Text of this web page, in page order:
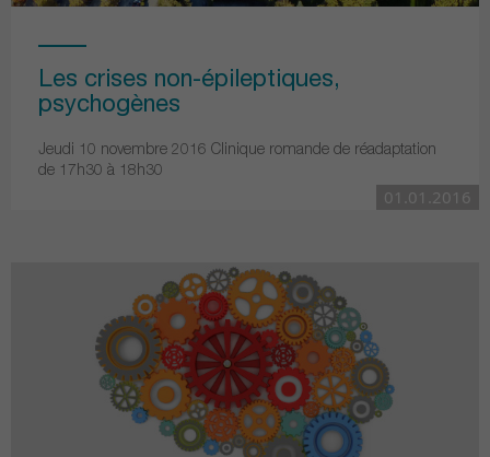
Les crises non-épileptiques,
psychogènes
Jeudi 10 novembre 2016 Clinique romande de réadaptation
de 17h30 à 18h30
01.01.2016